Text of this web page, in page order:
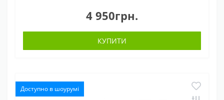
4 950грн.
КУПИТИ
Доступно в шоурумі